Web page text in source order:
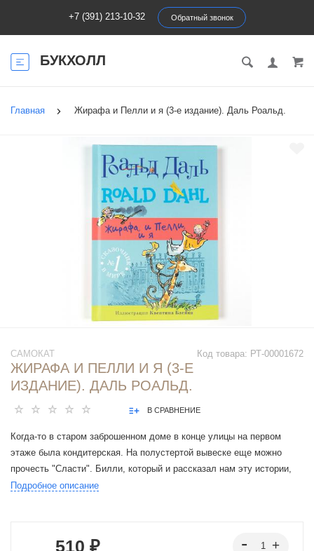
+7 (391) 213-10-32 Обратный звонок
БУКХОЛЛ
Главная Жирафа и Пелли и я (3-е издание). Даль Роальд.
Код товара: РТ-00001672
САМОКАТ
ЖИРАФА И ПЕЛЛИ И Я (3-Е
ИЗДАНИЕ). ДАЛЬ РОАЛЬД.
В СРАВНЕНИЕ
Когда-то в старом заброшенном доме в конце улицы на первом
этаже была кондитерская. На полустертой вывеске еще можно
прочесть "Сласти". Билли, который и рассказал нам эту истории,
мечтал, чтобы кондитерская снова открылась - он только от мамы
Подробное описание
510 ₽